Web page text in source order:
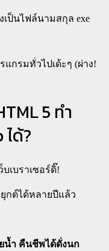
ป็นไฟล์นามสกุล exe
แกรมทั่วไปเด้ะๆ (ผ่าง!
5 ทำ
ด้?
เบราเซอร์ดิ๊!
กต์ได้หลายปีแล้ว
น้ำ คืนชีพได้ดั่งนก